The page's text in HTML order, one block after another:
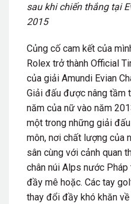
sau khi chiến thắng tại
2015
Củng cố cam kết của
Rolex trở thành Official
của giải Amundi Evian
Giải đấu được nâng tầm
năm của nữ vào năm
một trong những giải
môn, nơi chất lượng của
sân cùng với cảnh quan
chân núi Alps nước
đầy mê hoặc. Các tay
thay đổi đầy khó khăn